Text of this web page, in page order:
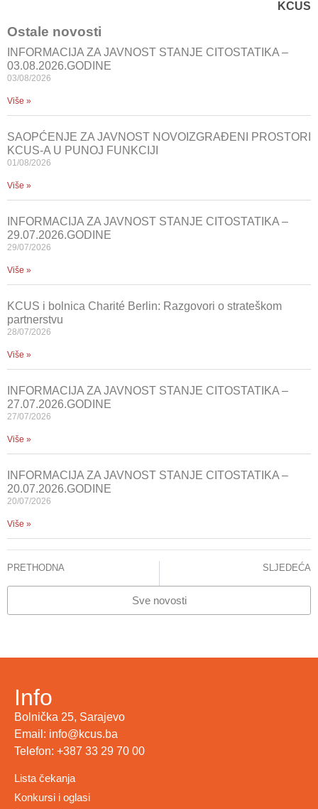
KCUS
Ostale novosti
INFORMACIJA ZA JAVNOST STANJE CITOSTATIKA –
03.08.2026.GODINE
03/08/2026
Više »
SAOPĆENJE ZA JAVNOST NOVOIZGRAĐENI PROSTORI
KCUS-A U PUNOJ FUNKCIJI
01/08/2026
Više »
INFORMACIJA ZA JAVNOST STANJE CITOSTATIKA –
29.07.2026.GODINE
29/07/2026
Više »
KCUS i bolnica Charité Berlin: Razgovori o strateškom
partnerstvu
28/07/2026
Više »
INFORMACIJA ZA JAVNOST STANJE CITOSTATIKA –
27.07.2026.GODINE
27/07/2026
Više »
INFORMACIJA ZA JAVNOST STANJE CITOSTATIKA –
20.07.2026.GODINE
20/07/2026
Više »
PRETHODNA SLJEDEĆA
Sve novosti
Info
Bolnička 25, Sarajevo
Email: info@kcus.ba
Telefon: +387 33 29 70 00
Lista čekanja
Konkursi i oglasi